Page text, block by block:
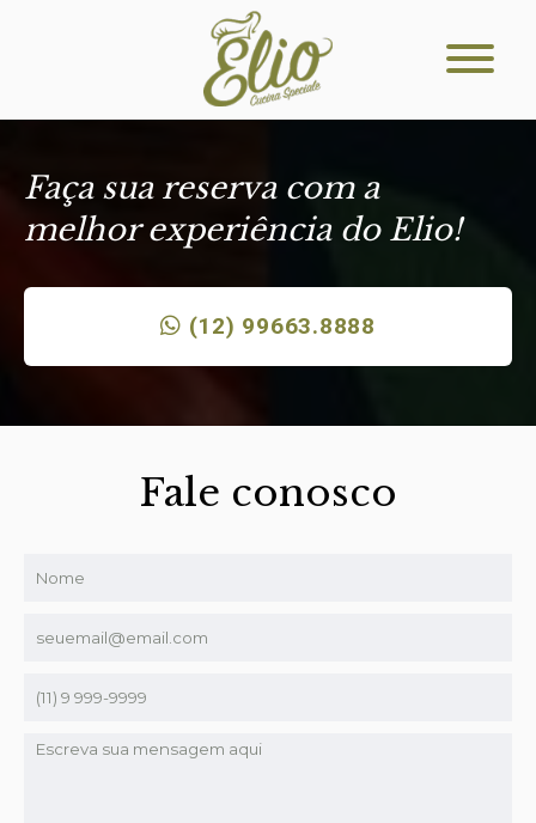
Faça sua reserva com a
melhor experiência do Elio!
(12) 99663.8888
Fale conosco